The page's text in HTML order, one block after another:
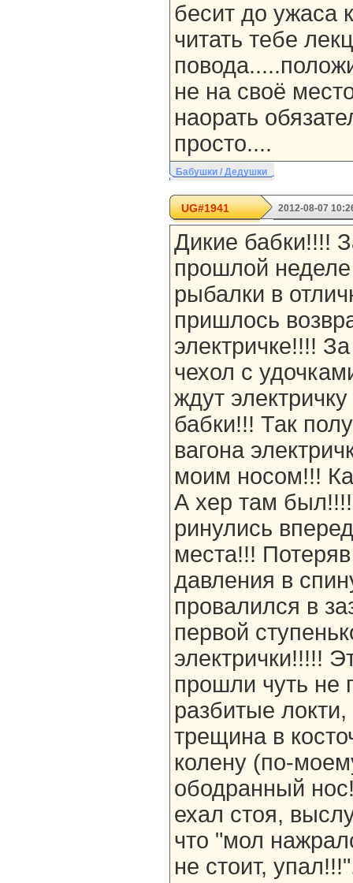
бесит до ужаса
читать тебе
не на своё
наорать
просто....
Бабушки / Дедушки
UG#1941 2012-08-07
Дикие бабки!!!!
прошлой
рыбалки в
пришлось
электричке!!!!
чехол с
ждут
бабки!!! Так
вагона
моим носом!!!
А хер там
ринулись
места!!!
давления в
провалился в
первой
электрички!!!!!
прошли чуть не
разбитые
трещина в
колену (по-
ободранный
ехал стоя,
что "мол
не стоит,